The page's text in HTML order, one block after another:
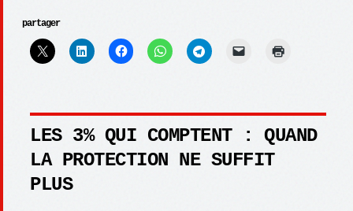
partager
LES 3% QUI COMPTENT : QUAND
LA PROTECTION NE SUFFIT
PLUS